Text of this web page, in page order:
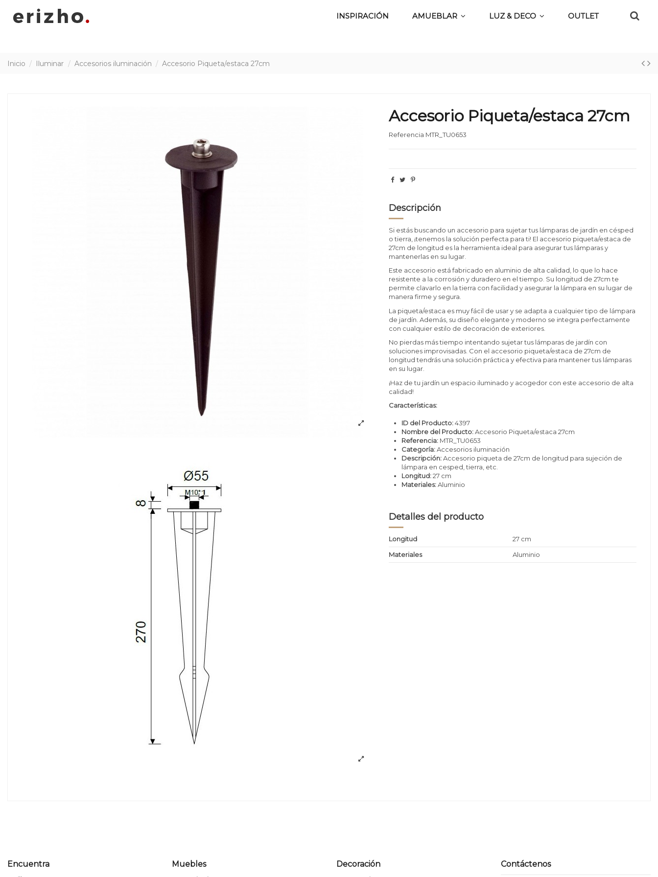
INSPIRACIÓN AMUEBLAR LUZ & DECO OUTLET
Inicio Iluminar Accesorios iluminación Accesorio Piqueta/estaca 27cm
Accesorio Piqueta/estaca 27cm
Referencia MTR_TU0653
Descripción
Si estás buscando un accesorio para sujetar tus lámparas de jardín en césped
o tierra, ¡tenemos la solución perfecta para ti! El accesorio piqueta/estaca de
27cm de longitud es la herramienta ideal para asegurar tus lámparas y
mantenerlas en su lugar.
Este accesorio está fabricado en aluminio de alta calidad, lo que lo hace
resistente a la corrosión y duradero en el tiempo. Su longitud de 27cm te
permite clavarlo en la tierra con facilidad y asegurar la lámpara en su lugar de
manera firme y segura.
La piqueta/estaca es muy fácil de usar y se adapta a cualquier tipo de lámpara
de jardín. Además, su diseño elegante y moderno se integra perfectamente
con cualquier estilo de decoración de exteriores.
No pierdas más tiempo intentando sujetar tus lámparas de jardín con
soluciones improvisadas. Con el accesorio piqueta/estaca de 27cm de
longitud tendrás una solución práctica y efectiva para mantener tus lámparas
en su lugar.
¡Haz de tu jardín un espacio iluminado y acogedor con este accesorio de alta
calidad!
Características:
ID del Producto:4397
Nombre del Producto:Accesorio Piqueta/estaca 27cm
Referencia: MTR_TU0653
Categoría:Accesorios iluminación
Descripción:Accesorio piqueta de 27cm de longitud para sujeción de
lámpara en cesped, tierra, etc.
Longitud:27 cm
Materiales:Aluminio
Detalles del producto
Longitud
27 cm
Materiales
Aluminio
Encuentra Muebles Decoración Contáctenos